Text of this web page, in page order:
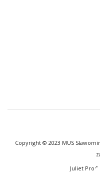
Copyright © 2023 MUS
Juliet Pro